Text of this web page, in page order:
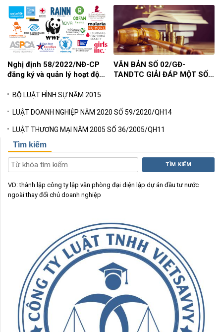
Nghị định 58/2022/NĐ-CP
đăng ký và quản lý hoạt động
phủ nước ngoài
VĂN BẢN SỐ 02/GĐ-
TANDTC GIẢI ĐÁP MỘT SỐ
BỘ LUẬT HÌNH SỰ NĂM 2015
LUẬT DOANH NGHIỆP NĂM 2020 SỐ 59/2020/QH14
LUẬT THƯƠNG MẠI NĂM 2005 SỐ 36/2005/QH11
Tìm kiếm
TÌM KIẾM
VD:thành lập công ty lập văn phòng đại diện lập dự án đầu tư nước
ngoàithay đổi chủ doanh nghiệp